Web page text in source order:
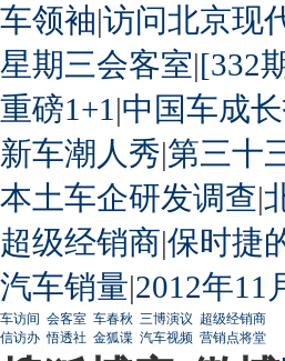
车领袖|访问北京现
星期三会客室|[332
重磅1+1 |中国车成
新车潮人秀|第三十
本土车企研发调查|
超级经销商|保时捷
汽车销量|2012年11
车访间 会客室 车春秋 三博演议 超级经销商
信访办 悟透社 金狐谍 汽车视频 营销点将堂